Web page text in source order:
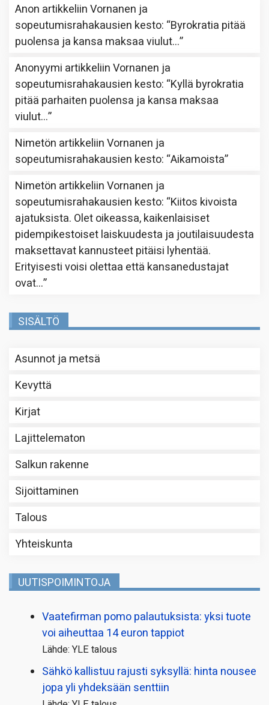
Anon artikkeliinVornanen ja
sopeutumisrahakausien kesto: “Byrokratia pitää
puolensa ja kansa maksaa viulut…”
Anonyymi artikkeliinVornanen ja
sopeutumisrahakausien kesto: “Kyllä byrokratia
pitää parhaiten puolensa ja kansa maksaa
viulut…”
Nimetön artikkeliinVornanen ja
sopeutumisrahakausien kesto: “Aikamoista”
Nimetön artikkeliinVornanen ja
sopeutumisrahakausien kesto: “Kiitos kivoista
ajatuksista. Olet oikeassa, kaikenlaisiset
pidempikestoiset laiskuudesta ja joutilaisuudesta
maksettavat kannusteet pitäisi lyhentää.
Erityisesti voisi olettaa että kansanedustajat
ovat…”
SISÄLTÖ
Asunnot ja metsä
Kevyttä
Kirjat
Lajittelematon
Salkun rakenne
Sijoittaminen
Talous
Yhteiskunta
UUTISPOIMINTOJA
Vaatefirman pomo palautuksista: yksi tuote
voi aiheuttaa 14 euron tappiot
Lähde: YLE talous
Sähkö kallistuu rajusti syksyllä: hinta nousee
jopa yli yhdeksään senttiin